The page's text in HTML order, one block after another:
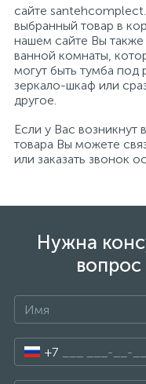
сайте
выбранный товар в
нашем сайте Вы также
ванной комнаты,
могут быть тумба под
зеркало-шкаф или
другое.
Если у Вас
товара Вы можете
или заказать звонок
Нужна
+7